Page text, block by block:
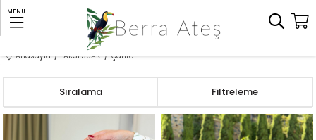
MENU
Anasayfa AKSESUAR Çanta
Filtreleme
Sıralama